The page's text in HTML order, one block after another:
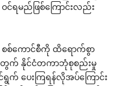
ရမည်ဖြစ်ကြောင်းလည်း
စ်ကောင်စီကို ထိရောက်စွာ
တွက် နိုင်ငံတကာဘုံစုစည်းမှု
က် ပေးကြရန်လိုအပ်ကြောင်း